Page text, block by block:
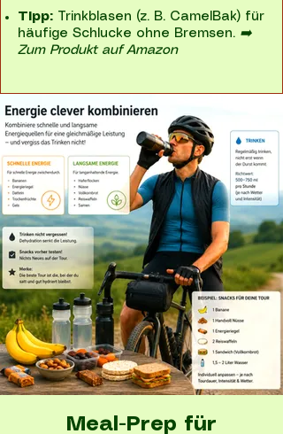
Tipp:
Trinkblasen (z. B. CamelBak) für
häufige Schlucke ohne Bremsen. ➡️
Zum Produkt auf Amazon
Meal-Prep für